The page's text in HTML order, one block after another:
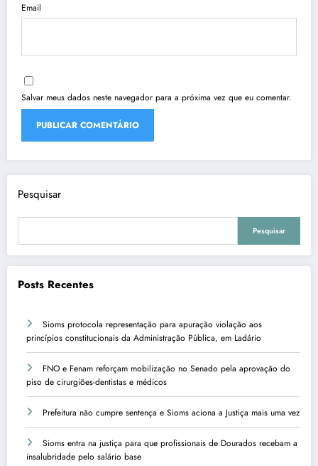
Email
Salvar meus dados neste navegador para a próxima vez que eu comentar.
Pesquisar
Pesquisar
Posts Recentes
Sioms protocola representação para apuração violação aos
princípios constitucionais da Administração Pública, em Ladário
FNO e Fenam reforçam mobilização no Senado pela aprovação do
piso de cirurgiões-dentistas e médicos
Prefeitura não cumpre sentença e Sioms aciona a Justiça mais uma vez
Sioms entra na justiça para que profissionais de Dourados recebam a
insalubridade pelo salário base